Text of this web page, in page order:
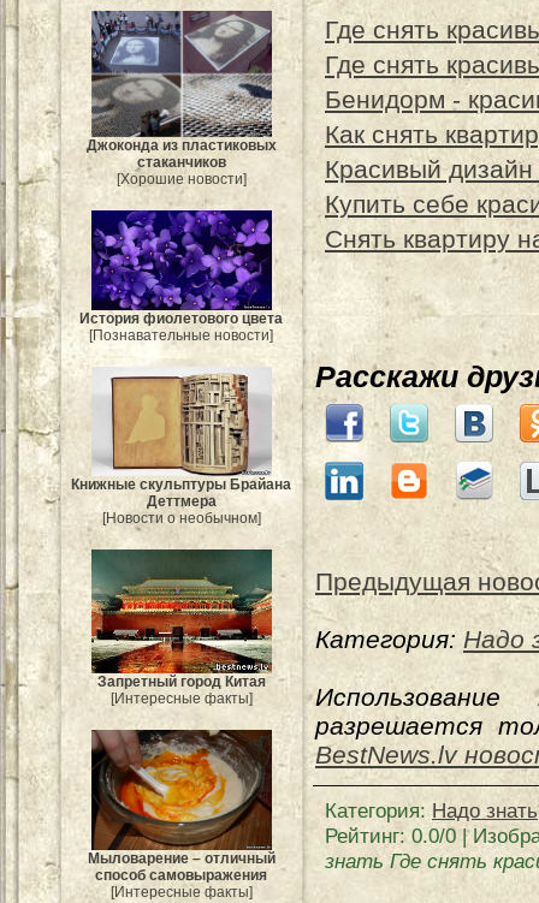
Джоконда из пластиковых
стаканчиков
[Хорошие новости]
История фиолетового цвета
[Познавательные новости]
Книжные скульптуры Брайана
Деттмера
[Новости о необычном]
Запретный город Китая
[Интересные факты]
Мыловарение – отличный
способ самовыражения
[Интересные факты]
Где снять
Где снять
Бенидорм -
Как снять
Красивый дизайн
Купить себе
Снять квартиру
Расскажи
Предыдущая
Категория: Надо
разрешается
BestNews.lv
Категория: Надо знать
Рейтинг: 0.0/0 |
знать Где снять